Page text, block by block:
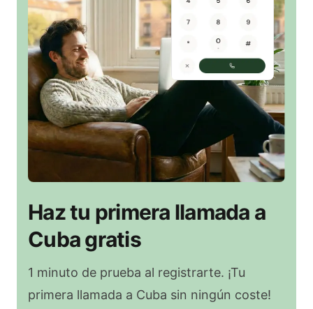
Haz tu primera llamada a
Cuba gratis
1 minuto de prueba al registrarte. ¡Tu
primera llamada a Cuba sin ningún coste!